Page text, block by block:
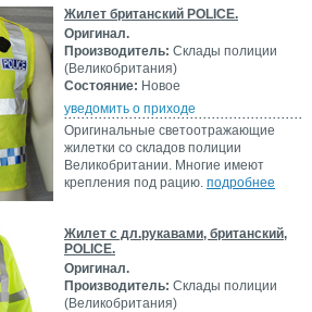
Жилет британский POLICE.
Оригинал.
Производитель: Склады полиции
(Великобритания)
Состояние: Новое
уведомить о приходе
Оригинальные светоотражающие
жилетки со складов полиции
Великобритании. Многие имеют
крепления под рацию. подробнее
Жилет с дл.рукавами, британский,
POLICE.
Оригинал.
Производитель: Склады полиции
(Великобритания)